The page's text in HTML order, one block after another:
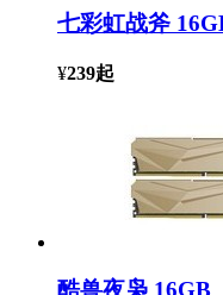
七彩虹战斧
¥239起